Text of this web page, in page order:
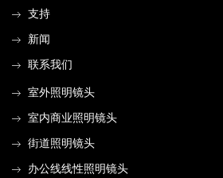
支持
新闻
联系我们
室外照明镜头
室内商业照明镜头
街道照明镜头
办公线线性照明镜头